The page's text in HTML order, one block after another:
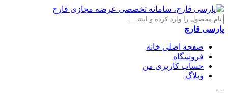
پارسی قارچ
صفحه اصلی خانه
فروشگاه
حساب کاربری من
وبلاگ